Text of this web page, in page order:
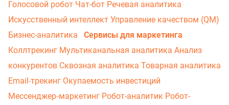
Голосовой робот Чат-бот Речевая аналитика
Искусственный интеллект Управление качеством (QM)
Бизнес-аналитика
Сервисы для маркетинга
Коллтрекинг Мультиканальная аналитика Анализ
конкурентов Сквозная аналитика Товарная аналитика
Email-трекинг Окупаемость инвестиций
Мессенджер‑маркетинг Робот-аналитик Робот-